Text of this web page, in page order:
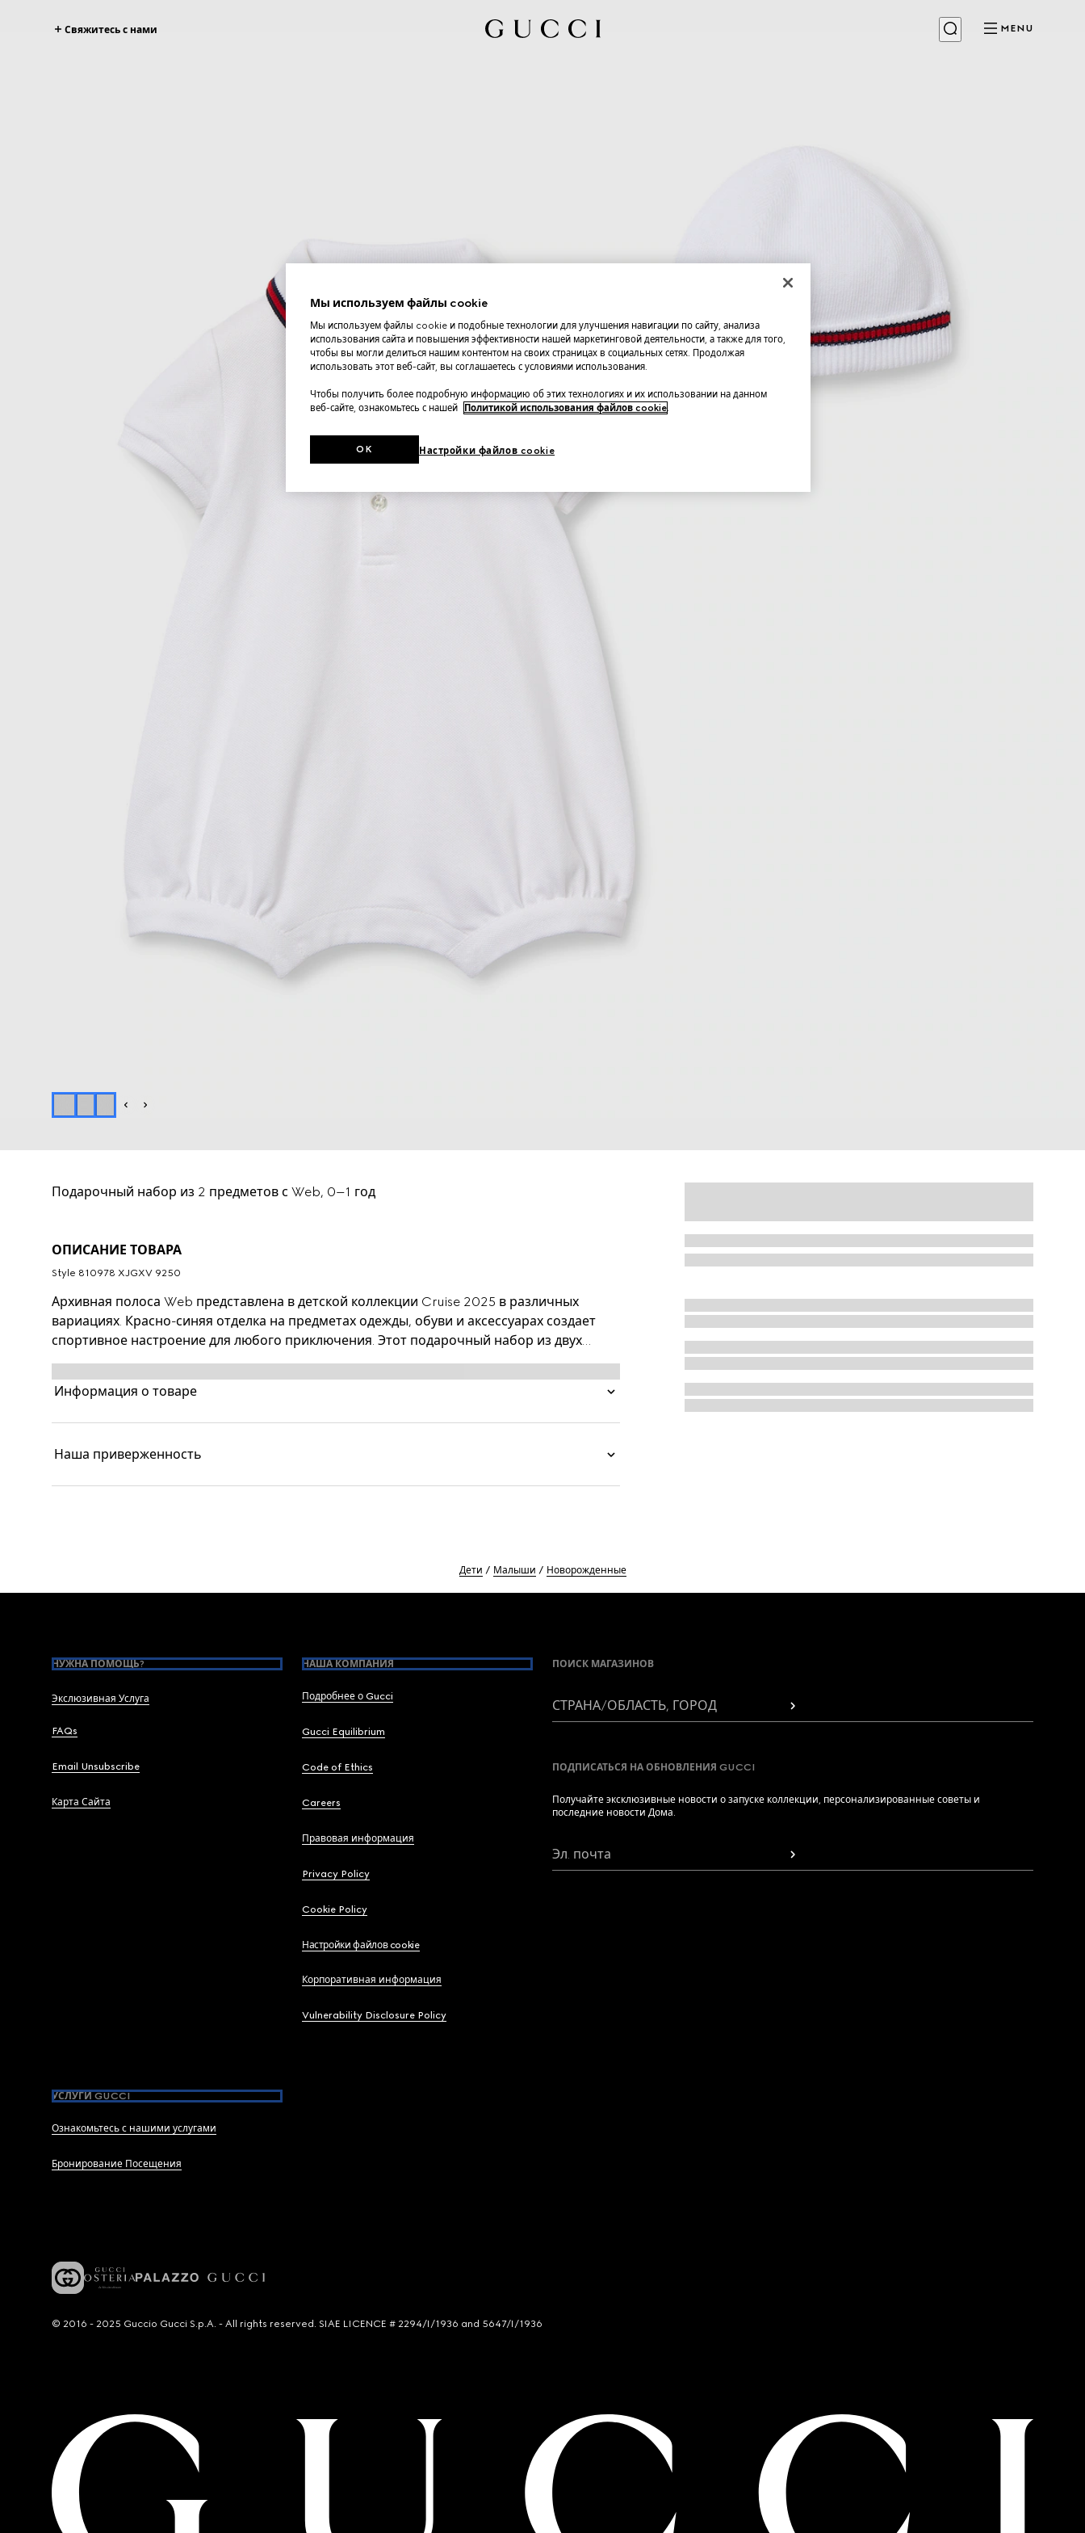
Свяжитесь с нами MENU
Подарочный набор из 2 предметов с Web, 0–1 год
ОПИСАНИЕ ТОВАРА
Style ‎810978 XJGXV 9250
Архивная полоса Web представлена в детской коллекции Cruise 2025 в различных
вариациях. Красно-синяя отделка на предметах одежды, обуви и аксессуарах создает
спортивное настроение для любого приключения. Этот подарочный набор из двух
предметов для детей 0–1 года выполнен из эластичного хлопка пике и дополнен
деталью в виде красно-синей полосы Web.
Информация о товаре
Наша приверженность
Дети Малыши Новорожденные
НУЖНА ПОМОЩЬ?
Экслюзивная Услуга
FAQs
Email Unsubscribe
Карта Сайта
НАША КОМПАНИЯ
Подробнее о Gucci
Gucci Equilibrium
Code of Ethics
Careers
Правовая информация
Privacy Policy
Cookie Policy
Настройки файлов cookie
Корпоративная информация
Vulnerability Disclosure Policy
УСЛУГИ GUCCI
Ознакомьтесь с нашими услугами
Бронирование Посещения
ПОИСК МАГАЗИНОВ
СТРАНА/ОБЛАСТЬ, ГОРОД
ПОДПИСАТЬСЯ НА ОБНОВЛЕНИЯ GUCCI
Получайте эксклюзивные новости о запуске коллекции, персонализированные советы и
последние новости Дома.
Эл. почта
© 2016 - 2025 Guccio Gucci S.p.A. - All rights reserved. SIAE LICENCE # 2294/I/1936 and 5647/I/1936
Мы используем файлы cookie
Мы используем файлы cookie и подобные технологии для улучшения навигации по сайту, анализа
использования сайта и повышения эффективности нашей маркетинговой деятельности, а также для того,
чтобы вы могли делиться нашим контентом на своих страницах в социальных сетях. Продолжая
использовать этот веб-сайт, вы соглашаетесь с условиями использования.
Чтобы получить более подробную информацию об этих технологиях и их использовании на данном
веб-сайте, ознакомьтесь с нашей
Политикой использования файлов cookie.
Настройки файлов cookie
OK